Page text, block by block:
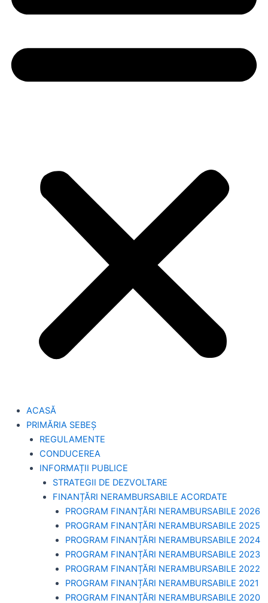
ACASĂ
PRIMĂRIA SEBEȘ
REGULAMENTE
CONDUCEREA
INFORMAȚII PUBLICE
STRATEGII DE DEZVOLTARE
FINANȚĂRI NERAMBURSABILE ACORDATE
PROGRAM FINANȚĂRI NERAMBURSABILE 2026
PROGRAM FINANȚĂRI NERAMBURSABILE 2025
PROGRAM FINANȚĂRI NERAMBURSABILE 2024
PROGRAM FINANȚĂRI NERAMBURSABILE 2023
PROGRAM FINANȚĂRI NERAMBURSABILE 2022
PROGRAM FINANȚĂRI NERAMBURSABILE 2021
PROGRAM FINANȚĂRI NERAMBURSABILE 2020